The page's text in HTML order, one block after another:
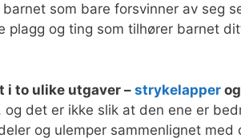
som bare forsvinner av seg
plagg og ting som tilhører barnet
i to ulike utgaver –strykelapper og
det er ikke slik at den ene er
og ulemper sammenlignet med